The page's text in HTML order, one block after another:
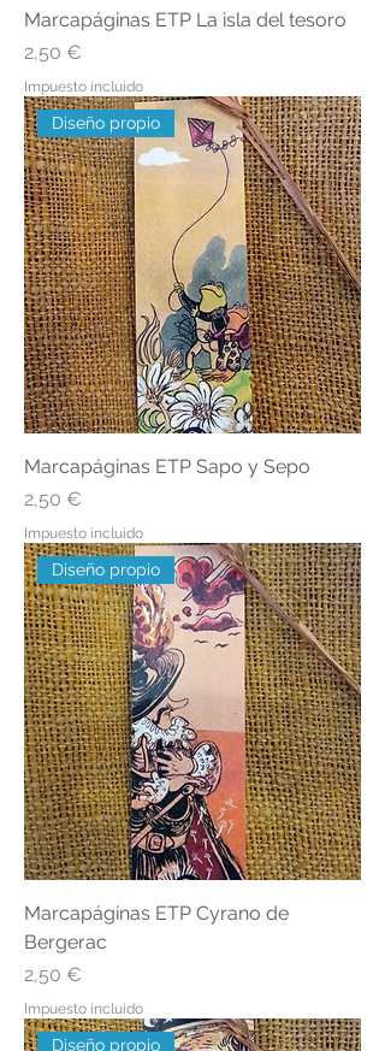
Marcapáginas ETP La isla del tesoro
Precio
2,50 €
Impuesto incluido
Diseño propio
Marcapáginas ETP Sapo y Sepo
Precio
2,50 €
Impuesto incluido
Diseño propio
Marcapáginas ETP Cyrano de
Bergerac
Precio
2,50 €
Impuesto incluido
Diseño propio